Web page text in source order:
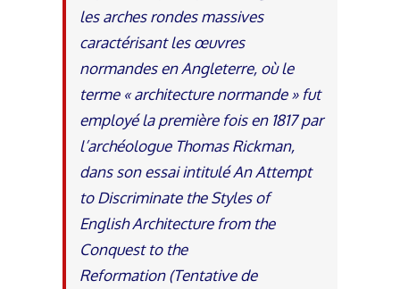
les arches rondes massives
caractérisant les œuvres
normandes en Angleterre, où le
terme « architecture normande » fut
employé la première fois en 1817 par
l’archéologue Thomas Rickman,
dans son essai intitulé An Attempt
to Discriminate the Styles of
English Architecture from the
Conquest to the
Reformation (Tentative de